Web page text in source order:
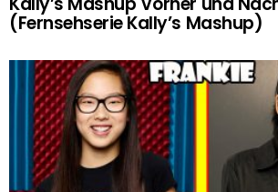
(Fernsehserie Kally’s Mashup)